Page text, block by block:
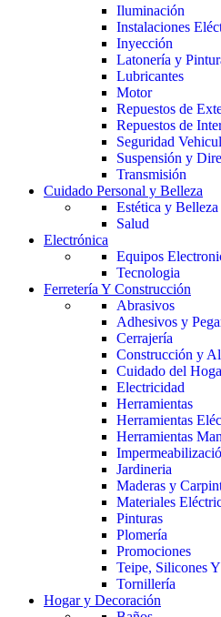
Iluminación
Instalaciones
Inyección
Latonería y
Lubricantes
Motor
Repuestos de
Repuestos de
Seguridad
Suspensión y
Transmisión
Cuidado Personal y Belleza
Estética y Belleza
Salud
Electrónica
Equipos
Tecnologia
Ferretería Y Construcción
Abrasivos
Adhesivos y
Cerrajería
Construcción y
Cuidado del
Electricidad
Herramientas
Herramientas
Herramientas
Jardineria
Maderas y
Materiales
Pinturas
Plomería
Promociones
Teipe, Silicones
Tornillería
Hogar y Decoración